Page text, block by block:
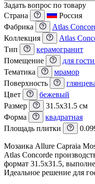
Задать вопрос по товару
Страна
Россия
Фабрика
Atlas
Коллекция
Atlas
Тип
керамогранит
Помещение
для
Тематика
мрамор
Поверхность
Цвет
бежевый
Размер
31.5x31.5 см
Форма
квадратная
Площадь плитки
Мозаика Allure Capraia
Atlas Concorde
формат 31.5x31.5,
Идеальное решение для